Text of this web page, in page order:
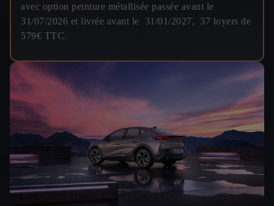
avec option peinture métallisée passée avant le
31/07/2026 et livrée avant le 31/01/2027, 37 loyers de
579€ TTC.